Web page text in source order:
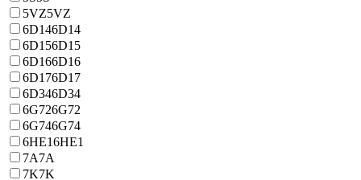
5VZ5VZ
6D146D14
6D156D15
6D166D16
6D176D17
6D346D34
6G726G72
6G746G74
6HE16HE1
7A7A
7K7K